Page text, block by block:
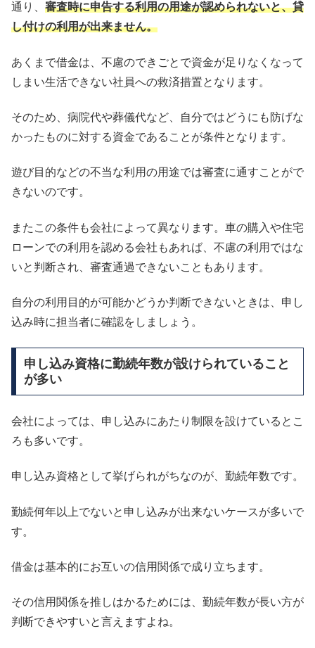
通り、 審査時に申告する利用の用途が認められないと、貸
し付けの利用が出来ません。
あくまで借金は、不慮のできごとで資金が足りなくなって
しまい生活できない社員への救済措置となります。
そのため、病院代や葬儀代など、自分ではどうにも防げな
かったものに対する資金であることが条件となります。
遊び目的などの不当な利用の用途では審査に通すことがで
きないのです。
またこの条件も会社によって異なります。車の購入や住宅
ローンでの利用を認める会社もあれば、不慮の利用ではな
いと判断され、審査通過できないこともあります。
自分の利用目的が可能かどうか判断できないときは、申し
込み時に担当者に確認をしましょう。
申し込み資格に勤続年数が設けられていること
が多い
会社によっては、申し込みにあたり制限を設けているとこ
ろも多いです。
申し込み資格として挙げられがちなのが、勤続年数です。
勤続何年以上でないと申し込みが出来ないケースが多いで
す。
借金は基本的にお互いの信用関係で成り立ちます。
その信用関係を推しはかるためには、勤続年数が長い方が
判断できやすいと言えますよね。